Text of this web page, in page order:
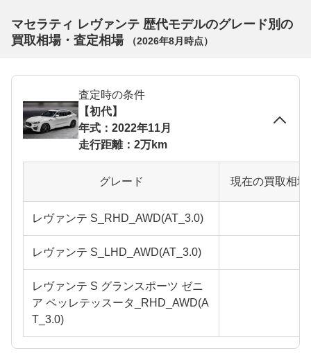
マセラティ レヴァンテ 歴代モデルのグレード別の
買取相場・査定相場
（2026年8月 時点）
査定時の条件
【初代】
年式：2022年11月
走行距離：2万km
グレード 現在の買取相
レヴァンテ S_RHD_AWD(AT_3.0)
レヴァンテ S_LHD_AWD(AT_3.0)
レヴァンテ S グランスポーツ ゼニ
ア ペッレテッスータ_RHD_AWD(A
T_3.0)